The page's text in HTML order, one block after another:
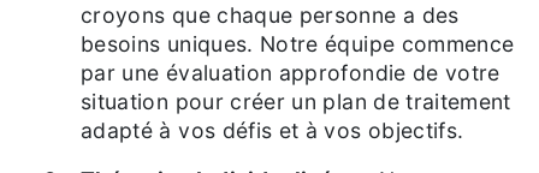
croyons que chaque personne a des
besoins uniques. Notre équipe commence
par une évaluation approfondie de votre
situation pour créer un plan de traitement
adapté à vos défis et à vos objectifs.